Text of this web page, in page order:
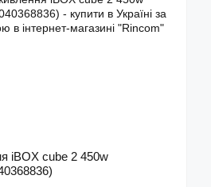
iBOX cube 2 450w